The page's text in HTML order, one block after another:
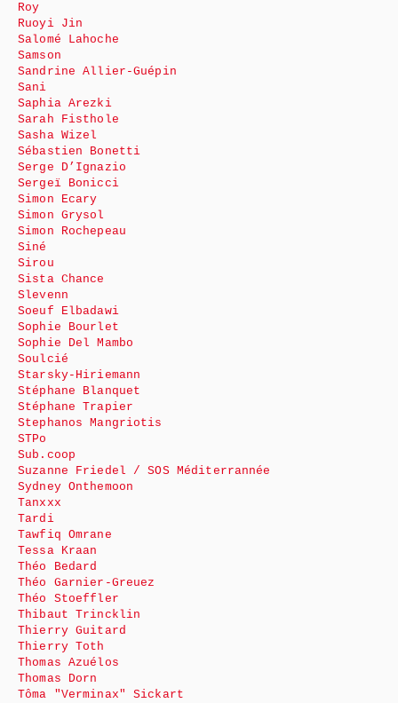
Roy
Ruoyi Jin
Salomé Lahoche
Samson
Sandrine Allier-Guépin
Sani
Saphia Arezki
Sarah Fisthole
Sasha Wizel
Sébastien Bonetti
Serge D’Ignazio
Sergeï Bonicci
Simon Ecary
Simon Grysol
Simon Rochepeau
Siné
Sirou
Sista Chance
Slevenn
Soeuf Elbadawi
Sophie Bourlet
Sophie Del Mambo
Soulcié
Starsky-Hiriemann
Stéphane Blanquet
Stéphane Trapier
Stephanos Mangriotis
STPo
Sub.coop
Suzanne Friedel / SOS Méditerrannée
Sydney Onthemoon
Tanxxx
Tardi
Tawfiq Omrane
Tessa Kraan
Théo Bedard
Théo Garnier-Greuez
Théo Stoeffler
Thibaut Trincklin
Thierry Guitard
Thierry Toth
Thomas Azuélos
Thomas Dorn
Tôma "Verminax" Sickart